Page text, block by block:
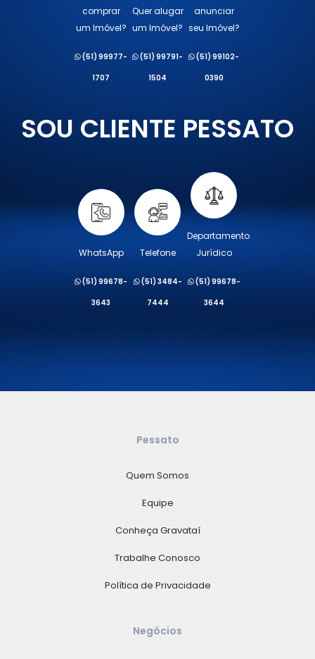
comprar
um Imóvel?
(51) 99977-
1707
Quer alugar
um Imóvel?
(51) 99791-
1504
anunciar
seu Imóvel?
(51) 99102-
0390
SOU CLIENTE PESSATO
WhatsApp
(51) 99678-
3643
Telefone
(51) 3484-
7444
Departamento
Jurídico
(51) 99678-
3644
Pessato
Quem Somos
Equipe
Conheça Gravataí
Trabalhe Conosco
Política de Privacidade
Negócios